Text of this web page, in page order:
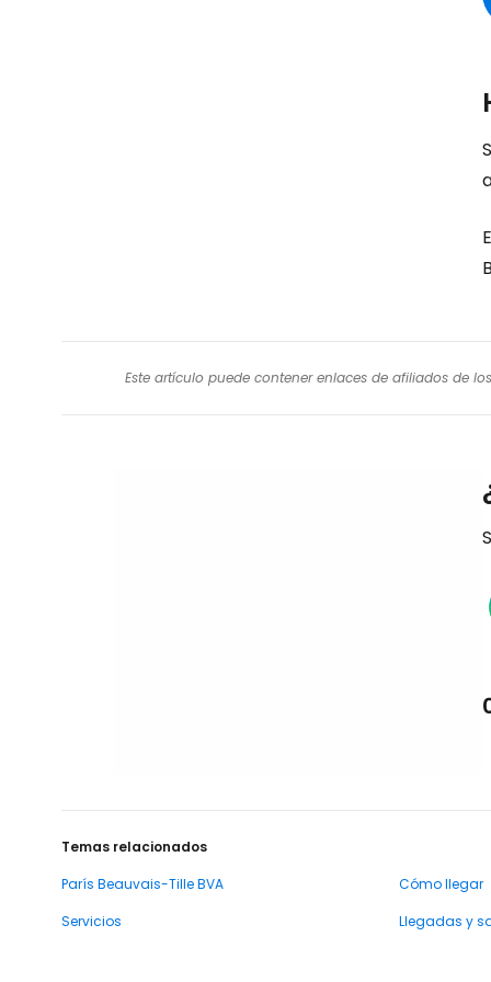
Este artículo puede contener enlaces de afiliados de
Temas relacionados
París Beauvais-Tille BVA
Cómo llegar
Servicios
Llegadas y